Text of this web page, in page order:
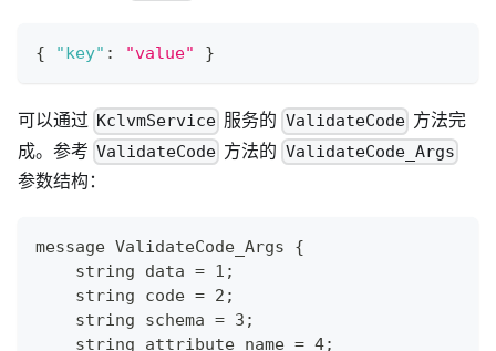
{ "key" : "value" }
可以通过 KclvmService 服务的 ValidateCode 方法完
成。参考 ValidateCode 方法的 ValidateCode_Args
参数结构：
message ValidateCode_Args {
    string data = 1;
    string code = 2;
    string schema = 3;
    string attribute_name = 4;